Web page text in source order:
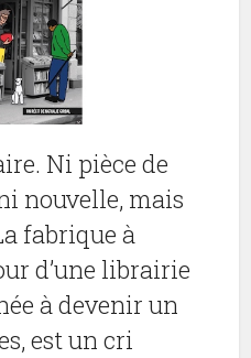
Ni pièce de
nouvelle, mais
fabrique à
d’une librairie
à devenir un
est un cri